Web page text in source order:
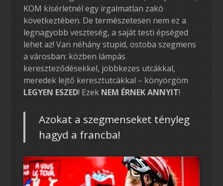
KOM kísérletnél egy irgalmatlan zakó
következtében. De természetesen nem ez a
legnagyobb veszteség, a saját testi épséged
lehet az! Van néhány stupid, ostoba szegmens
a városban: közben lámpás
kereszteződésekkel, jobbkezes utcákkal,
meredek lejtő keresztutcákkal – könyörgöm
LEGYEN ESZED! Ezek NEM ÉRNEK ANNYIT!
Azokat a szegmenseket tényleg
hagyd a francba!